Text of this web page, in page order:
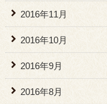
2016年11月
2016年10月
2016年9月
2016年8月